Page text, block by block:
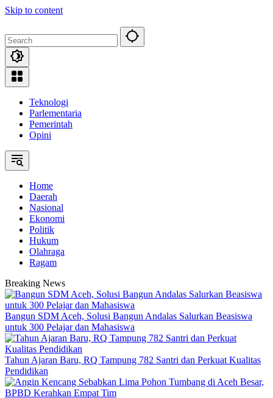
Skip to content
Teknologi
Parlementaria
Pemerintah
Opini
Home
Daerah
Nasional
Ekonomi
Politik
Hukum
Olahraga
Ragam
Breaking News
Bangun SDM Aceh, Solusi Bangun Andalas Salurkan Beasiswa
untuk 300 Pelajar dan Mahasiswa
Tahun Ajaran Baru, RQ Tampung 782 Santri dan Perkuat Kualitas
Pendidikan